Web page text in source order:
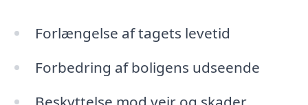
Forlængelse af tagets levetid
Forbedring af boligens udseende